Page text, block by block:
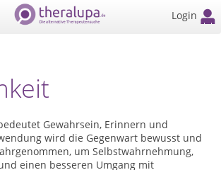
Login
Gewahrsein, Erinnern und
wird die Gegenwart bewusst und
um Selbstwahrnehmung,
einen besseren Umgang mit